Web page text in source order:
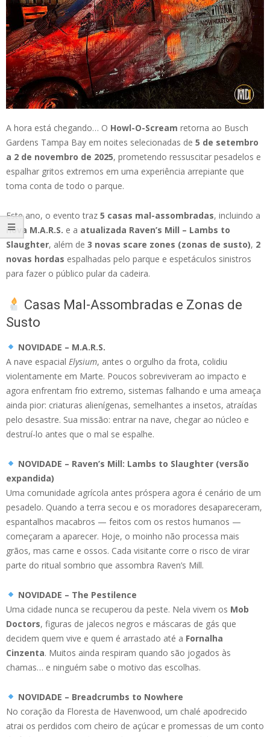
A hora está chegando… O Howl-O-Scream retorna ao Busch
Gardens Tampa Bay em noites selecionadas de 5 de setembro
a 2 de novembro de 2025, prometendo ressuscitar pesadelos e
espalhar gritos extremos em uma experiência arrepiante que
toma conta de todo o parque.
Este ano, o evento traz 5 casas mal-assombradas, incluindo a
nova M.A.R.S. e a atualizada Raven’s Mill – Lambs to
Slaughter, além de 3 novas scare zones (zonas de susto), 2
novas hordas espalhadas pelo parque e espetáculos sinistros
para fazer o público pular da cadeira.
Casas Mal-Assombradas e Zonas de
Susto
NOVIDADE – M.A.R.S.
A nave espacial Elysium, antes o orgulho da frota, colidiu
violentamente em Marte. Poucos sobreviveram ao impacto e
agora enfrentam frio extremo, sistemas falhando e uma ameaça
ainda pior: criaturas alienígenas, semelhantes a insetos, atraídas
pelo desastre. Sua missão: entrar na nave, chegar ao núcleo e
destruí-lo antes que o mal se espalhe.
NOVIDADE – Raven’s Mill: Lambs to Slaughter (versão
expandida)
Uma comunidade agrícola antes próspera agora é cenário de um
pesadelo. Quando a terra secou e os moradores desapareceram,
espantalhos macabros — feitos com os restos humanos —
começaram a aparecer. Hoje, o moinho não processa mais
grãos, mas carne e ossos. Cada visitante corre o risco de virar
parte do ritual sombrio que assombra Raven’s Mill.
NOVIDADE – The Pestilence
Uma cidade nunca se recuperou da peste. Nela vivem os Mob
Doctors, figuras de jalecos negros e máscaras de gás que
decidem quem vive e quem é arrastado até a Fornalha
Cinzenta. Muitos ainda respiram quando são jogados às
chamas… e ninguém sabe o motivo das escolhas.
NOVIDADE – Breadcrumbs to Nowhere
No coração da Floresta de Havenwood, um chalé apodrecido
atrai os perdidos com cheiro de açúcar e promessas de um conto